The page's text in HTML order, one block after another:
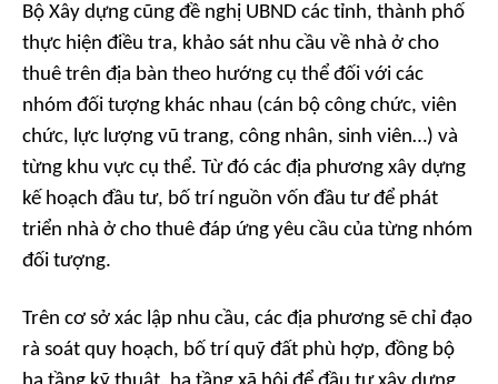
Bộ Xây dựng cũng đề nghị UBND các tỉnh, thành phố
thực hiện điều tra, khảo sát nhu cầu về nhà ở cho
thuê trên địa bàn theo hướng cụ thể đối với các
nhóm đối tượng khác nhau (cán bộ công chức, viên
chức, lực lượng vũ trang, công nhân, sinh viên…) và
từng khu vực cụ thể. Từ đó các địa phương xây dựng
kế hoạch đầu tư, bố trí nguồn vốn đầu tư để phát
triển nhà ở cho thuê đáp ứng yêu cầu của từng nhóm
đối tượng.
Trên cơ sở xác lập nhu cầu, các địa phương sẽ chỉ đạo
rà soát quy hoạch, bố trí quỹ đất phù hợp, đồng bộ